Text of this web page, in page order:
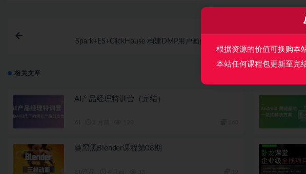
Spark+ES+ClickHouse 构建DMP用户画像（完结）
相关文章
AI产品经理特训营（完结）
葵黑黑Blender课程第08期
根据资源的价值可换购本
本站任何课程包更新至完